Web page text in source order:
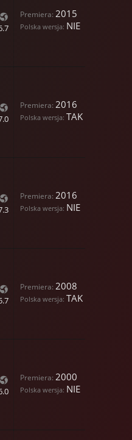
2015
NIE
2016
TAK
2016
NIE
2008
TAK
2000
NIE